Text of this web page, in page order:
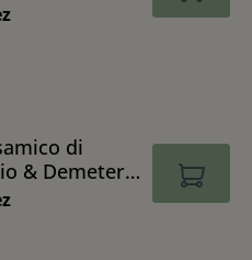
di
& Demeter